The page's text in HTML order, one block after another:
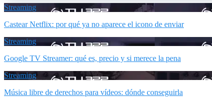
Streaming
Castear Netflix: por qué ya no aparece el icono de enviar
Streaming
Google TV Streamer: qué es, precio y si merece la pena
Streaming
Música libre de derechos para vídeos: dónde conseguirla